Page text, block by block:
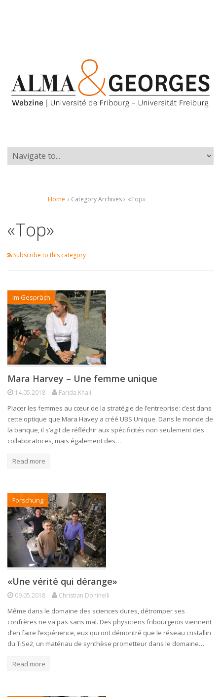
Home › Category Archives › «Top»
«Top»
Subscribe to this category
Im Gespräch
Mara Harvey – Une femme unique
14.05.2018 Farida Khali
Placer les femmes au cœur de la stratégie de l’entreprise: c’est dans
cette optique que Mara Havey a créé UBS Unique. Dans le monde de
la banque, il s’agit de réfléchir aux spécificités non seulement des
collaboratrices, mais également des…
Read more
Forschung
«Une vérité qui dérange»
09.05.2018 Christian Doninelli
Même dans le domaine des sciences dures, détromper ses
confrères ne va pas sans mal. Des physiciens fribourgeois viennent
d’en faire l’expérience, eux qui ont démontré que le réseau cristallin
du TiSe2, un matériau de synthèse prometteur dans le domaine…
Read more